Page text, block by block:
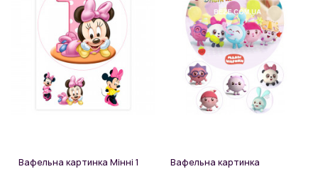
Вафельна картинка Мінні 1
Вафельна картинка